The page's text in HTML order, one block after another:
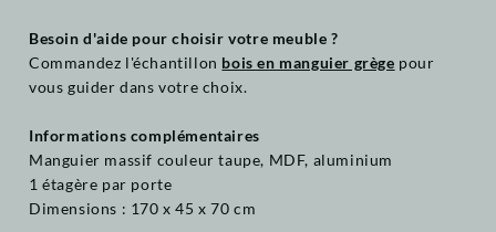
Besoin d'aide pour choisir votre meuble ?
Commandez l'échantillon bois en manguier grège pour
vous guider dans votre choix.
Informations complémentaires
Manguier massif couleur taupe, MDF, aluminium
1 étagère par porte
Dimensions : 170 x 45 x 70 cm